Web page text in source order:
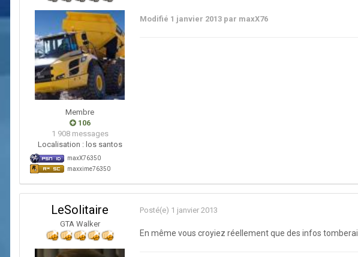
Membre
106
1 908 messages
Localisation : los santos
maxX76350
maxxime76350
Modifié 1 janvier 2013 par maxX76
LeSolitaire
GTA Walker
Posté(e) 1 janvier 2013
En même vous croyiez réellement que des infos